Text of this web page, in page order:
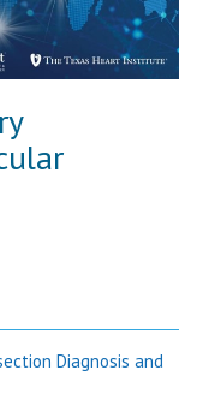
Diagnosis and